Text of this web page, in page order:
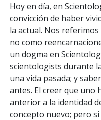
Hoy en día, en
convicción de haber
la actual. Nos referimos
no como
un dogma en
scientologists durante
una vida pasada; y
antes. El creer que uno
anterior a la identidad
concepto nuevo; pero